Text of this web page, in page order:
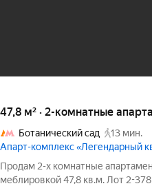
47,8 м² · 2-комнатные
Ботанический сад
13 мин.
Апарт-комплекс «Легендарный
Продам 2-х комнатные
меблировкой 47,8 кв.м. Лот 2-